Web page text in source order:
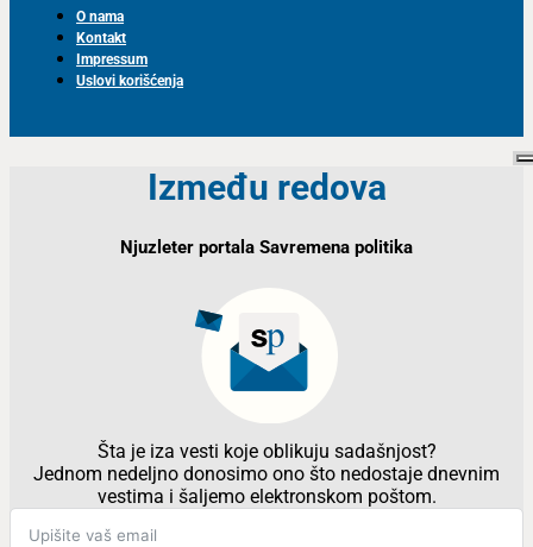
O nama
Kontakt
Impressum
Uslovi korišćenja
Između redova
Njuzleter portala Savremena politika
Šta je iza vesti koje oblikuju sadašnjost?
Jednom nedeljno donosimo ono što nedostaje dnevnim
vestima i šaljemo elektronskom poštom.